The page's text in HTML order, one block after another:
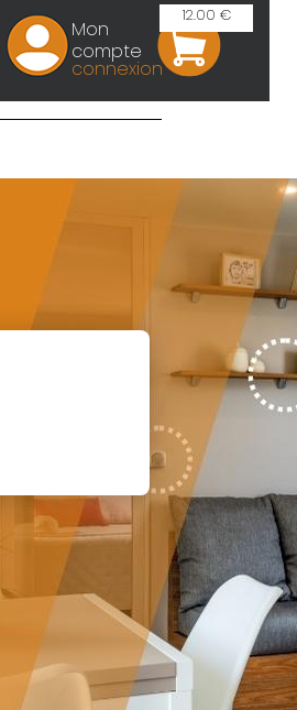
Mon
compte
connexion
12.00 €